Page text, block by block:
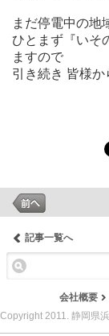
まだ停電中の地
ひとまず『いそ
ますので
引き続き 皆様か
記事一覧へ
会社概要